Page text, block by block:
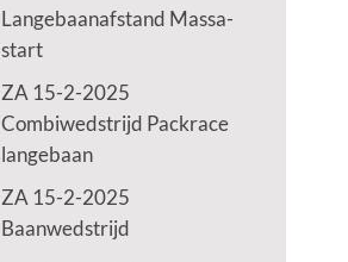
Langebaanafstand Massa-
start
ZA 15-2-2025
Combiwedstrijd Packrace
langebaan
ZA 15-2-2025
Baanwedstrijd